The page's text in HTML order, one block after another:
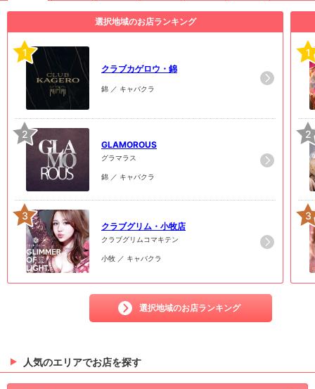
選択地域のお店ランキング
1
クラブカゲロウ・錦
錦 ／ キャバクラ
2
GLAMOROUS
グラマラス
錦 ／ キャバクラ
3
クラブグリム・小牧店
クラブグリムコマキテン
小牧 ／ キャバクラ
選択地域のお店ランキング
1
2
3
人気のエリアでお店を探す